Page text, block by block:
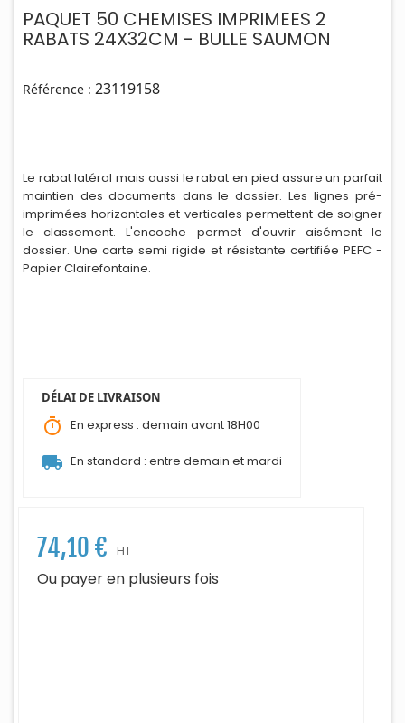
PAQUET 50 CHEMISES IMPRIMEES 2
RABATS 24X32CM - BULLE SAUMON
Référence : 23119158
Le rabat latéral mais aussi le rabat en pied assure un parfait
maintien des documents dans le dossier. Les lignes pré-
imprimées horizontales et verticales permettent de soigner
le classement. L'encoche permet d'ouvrir aisément le
dossier. Une carte semi rigide et résistante certifiée PEFC -
Papier Clairefontaine.
DÉLAI DE LIVRAISON
timer En express : demain avant 18H00
local_shipping En standard : entre demain et mardi
74,10 € HT
Ou payer en plusieurs fois